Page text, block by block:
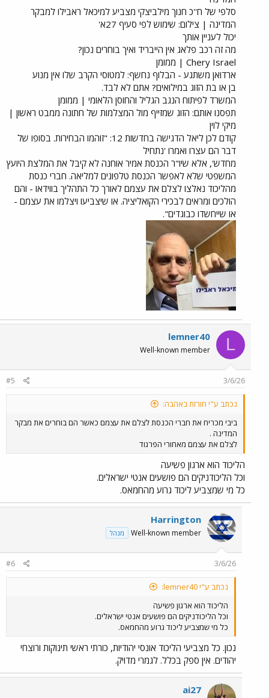
סלפי של ח''כ חנוך מילביצקי מצביע למיכאל ראבילו למבקר
המדינה | צילום: שימוש לפי סעיף 27א'
יכול לעניין אותך
מה זה רכב פלאג אין הייבריד ואיך בוחרים נכון?
Chery Israel | ממומן
ארדואן משתגע - הבלוף נחשף: למטוסי הקרב שלו אין מנוע
בן או בת הזוג במילואים? אתם לא לבד.
המשרד לפיתוח הנגב הגליל והחוסן הלאומי | ממומן
תפסנו אותם: הזוג שמזייף מול המצלמות של חתונה ממבט ראשון |
מיקי לוין
קודם לכן ליאל הדגישה בחדשות 12: "זוהמו הבחירות. בסופו של
דבר הם עצרו ואמרו 'נתחיל
מחדש', אלא שיו"ר הכנסת אמיר אוחנה לא קיבל את המלצת היועץ
המשפטי שלא לאפשר הכנסת טלפונים למליאה. חברי כנסת
מהליכוד נאלצו לצלם את עצמם לאורך כל התהליך בווידאו - והם
הולכים ומראים לבכירי הקואליציה. או שיצביעו ויצלמו את עצמם -
או שייחשדו כבוגדים".
L
lemner40
Well-known member
3/6/26
#5
נכתב ע"י חורזת באהבה:
ביבי מכריח את חברי הכנסת לצלם את עצמם כאשר הם בוחרים את מבקר
המדינה .
לצלם את עצמם מאחורי הפרגוד
הליכוד הוא ארגון פשיעה
וכל הליכודניקים הם פושעים אנטי ישראלים.
כל מי שמצביע ליכוד גרוע מהחמאס.
Harrington
Well-known member מנהל
3/6/26
#6
נכתב ע"י lemner40:
הליכוד הוא ארגון פשיעה
וכל הליכודניקים הם פושעים אנטי ישראלים.
כל מי שמצביע ליכוד גרוע מהחמאס.
נכון. כל מצביעי הליכוד אונסי יהודיות, כורתי ראשי תינוקות ורוצחי
יהודים. אין ספק בכלל. לגמרי מדויק.
ai27